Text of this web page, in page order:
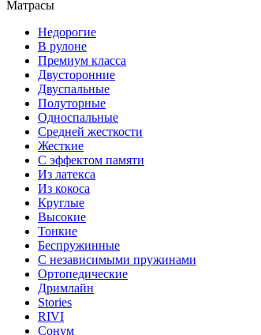
Матрасы
Недорогие
В рулоне
Премиум класса
Двусторонние
Двуспальные
Полуторные
Односпальные
Средней жесткости
Жесткие
С эффектом памяти
Из латекса
Из кокоса
Круглые
Высокие
Тонкие
Беспружинные
С независимыми пружинами
Ортопедические
Дримлайн
Stories
RIVI
Сонум